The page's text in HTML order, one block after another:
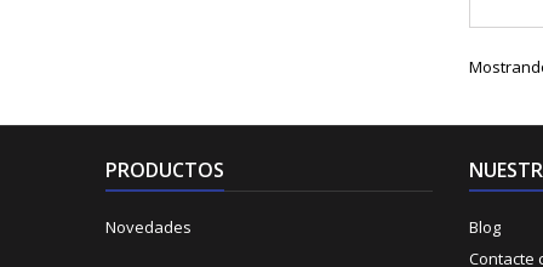
PRODUCTOS
Novedades
Blog
Contacte